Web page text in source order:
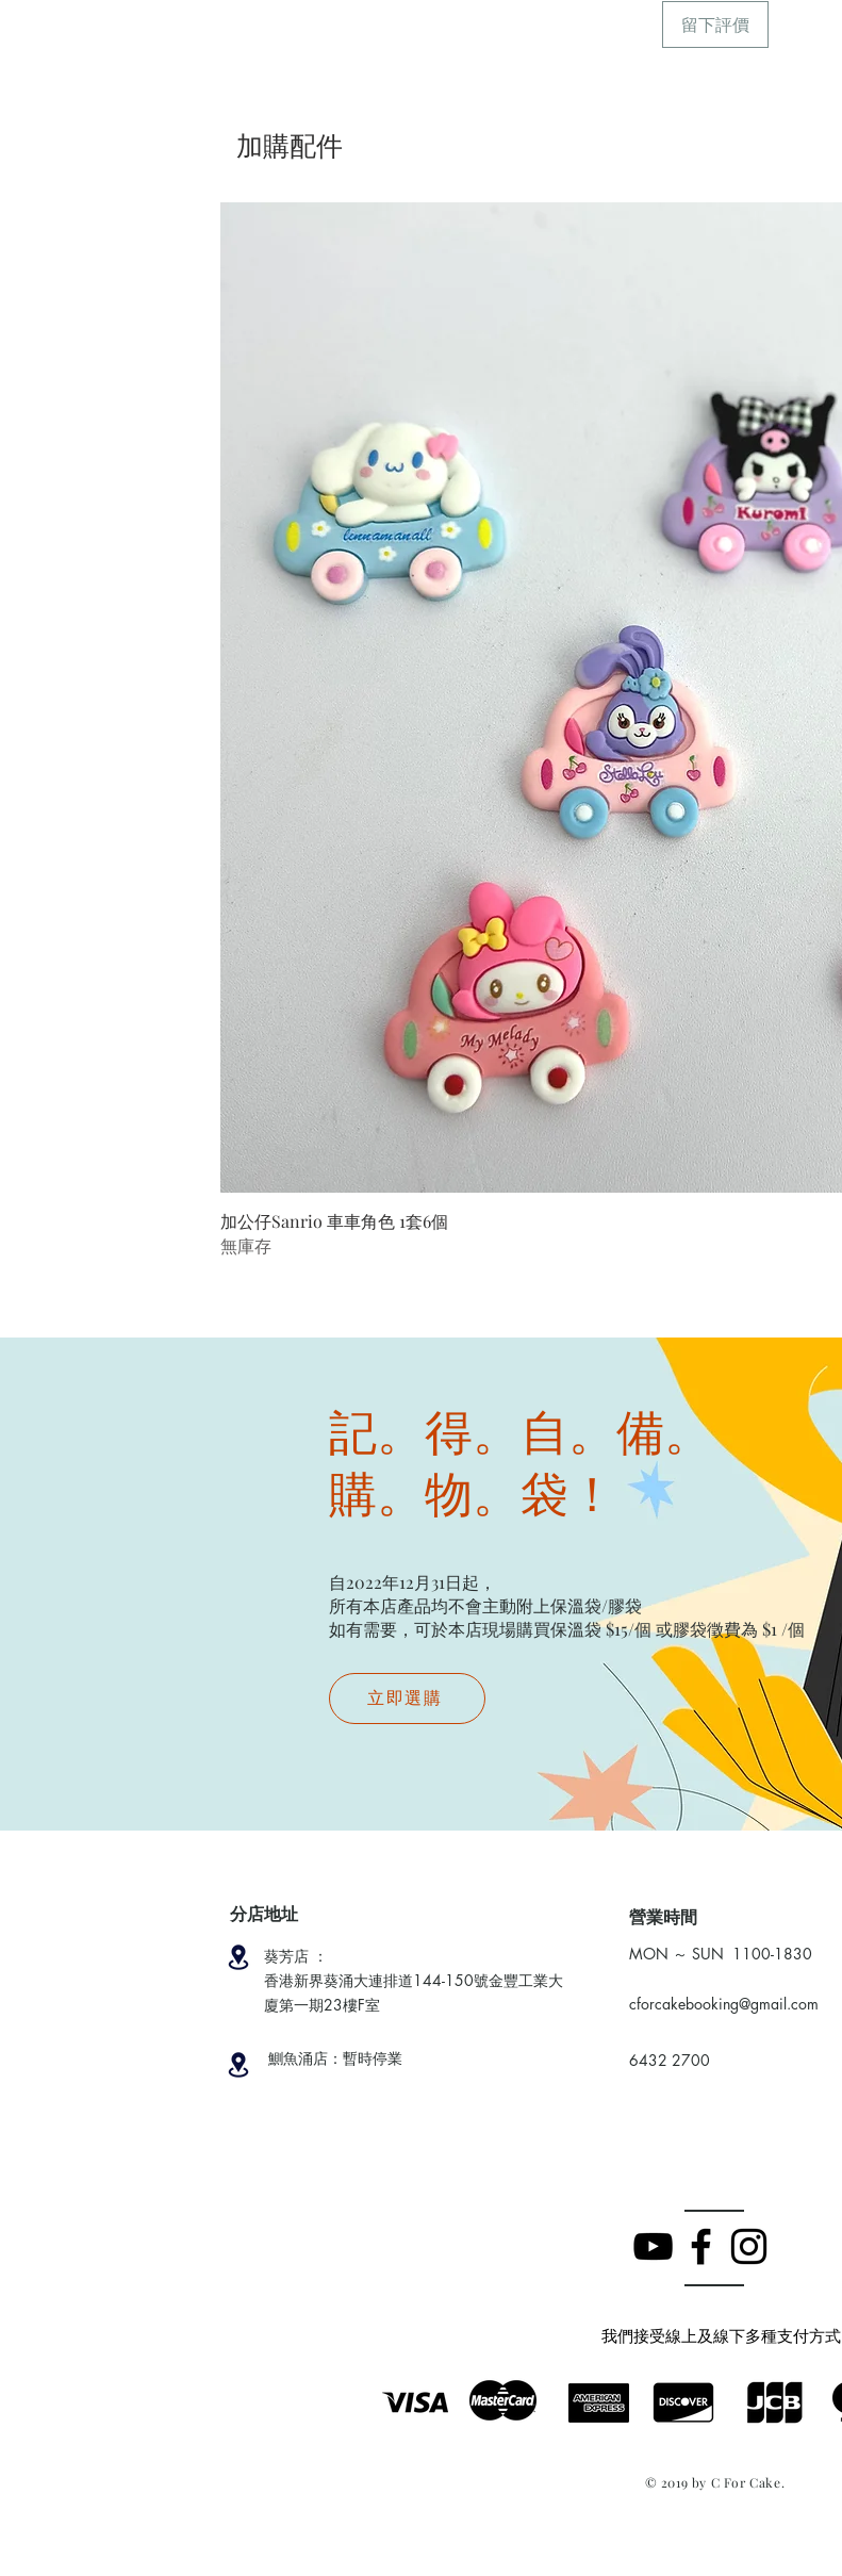
留下評價
加購配件
加公仔Sanrio 車車角色 1套6個
無庫存
記。得。自。備。
購。物。袋！
自2022年12月31日起，
所有本店產品均不會主動附上保溫袋/膠袋​
如有需要，可於本店現場購買保溫袋 $15/個​ 或膠袋徵費為 $1 /個
立即選購
分店地址
葵芳店 ：
香港新界葵涌大連排道144-150號金豐工業大
廈第一期23樓F室
鰂魚涌店：暫時停業
​營業時間
MON ～ SUN 1100-1830
cforcakebooking@gmail.com
6432 2700
我們接受線上及線下多種支付方式
© 2019 by C For Cake.